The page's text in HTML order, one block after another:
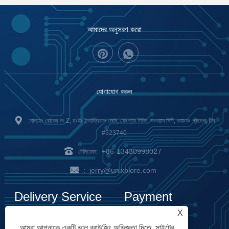
আমাদের অনুসরণ করো
যোগাযোগ করুন
:সানহেং রোডের নং 2, হংইং ইন্ডাস্ট্রিয়াল জোন, ফেংগ্যাং টাউন, ডংগুয়ান সিটি, গুয়াংডং প্রদেশ, চীন
#523740
টেলিফোন: +86-13430998027
: jerry@unixplore.com
Delivery Service
Payment
Options
X